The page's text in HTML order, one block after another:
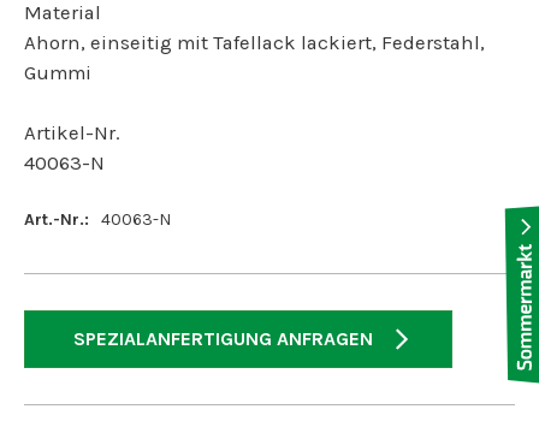
Material
Ahorn, einseitig mit Tafellack lackiert, Federstahl,
Gummi
Artikel-Nr.
40063-N
Art.-Nr.: 40063-N
SPEZIALANFERTIGUNG ANFRAGEN